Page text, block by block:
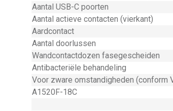
Aantal USB-C poorten
Aantal actieve contacten (vierkant)
Aardcontact
Aantal doorlussen
Wandcontactdozen fasegescheiden
Antibacteriële behandeling
Voor zware omstandigheden (conform
A1520F-18C